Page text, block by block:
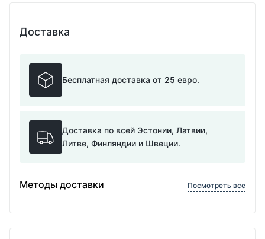
Доставка
Бесплатная доставка от 25 евро.
Доставка по всей Эстонии, Латвии,
Литве, Финляндии и Швеции.
Методы доставки Посмотреть все